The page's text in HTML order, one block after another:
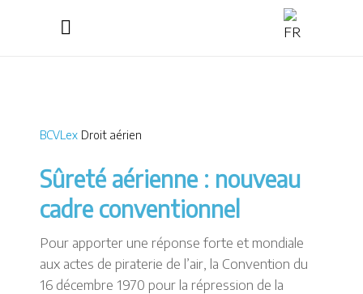
BCVLex Droit aérien
Sûreté aérienne : nouveau
cadre conventionnel
Pour apporter une réponse forte et mondiale
aux actes de piraterie de l’air, la Convention du
16 décembre 1970 pour la répression de la